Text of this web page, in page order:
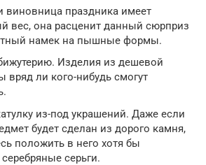
виновница праздника имеет
вес, она расценит данный сюрприз
намек на пышные формы.
Изделия из дешевой
вряд ли кого-нибудь смогут
из-под украшений. Даже если
будет сделан из дорого камня,
положить в него хотя бы
серьги.